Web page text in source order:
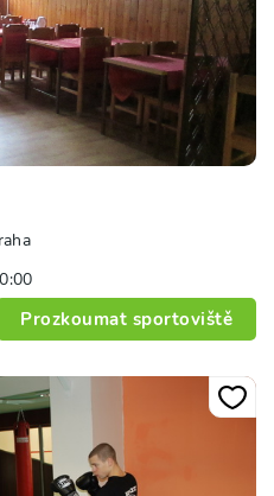
Prozkoumat sportoviště